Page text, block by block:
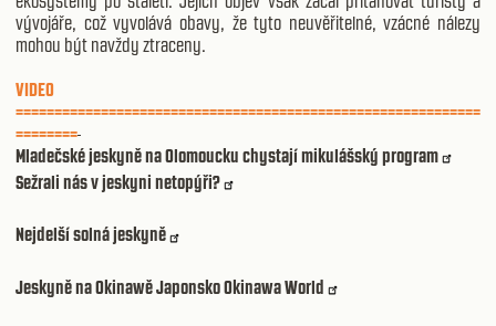
vývojáře, což vyvolává obavy, že tyto neuvěřitelné, vzácné nálezy
mohou být navždy ztraceny.
VIDEO
============================================================
========
Mladečské jeskyně na Olomoucku chystají mikulášský program
Sežrali nás v jeskyni netopýři?
Nejdelší solná jeskyně
Jeskyně na Okinawě Japonsko Okinawa World